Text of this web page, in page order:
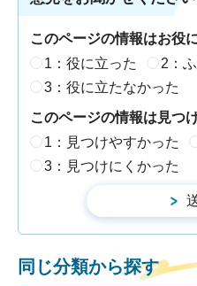
このページの情報はお役
1：役に立った
2：
3：役に立たなかった
このページの情報は見つ
1：見つけやすかった
3：見つけにくかった
同じ分類から探す